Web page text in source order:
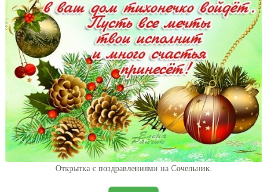
Открытка с поздравлениями на Сочельник.